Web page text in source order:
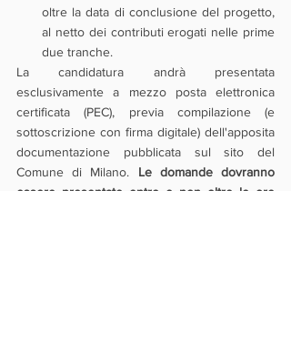
oltre la data di conclusione del progetto,
al netto dei contributi erogati nelle prime
due tranche.
La candidatura andrà presentata
esclusivamente a mezzo posta elettronica
certificata (PEC), previa compilazione (e
sottoscrizione con firma digitale) dell'apposita
documentazione pubblicata sul sito del
Comune di Milano. Le domande dovranno
essere presentate entro e non oltre le ore